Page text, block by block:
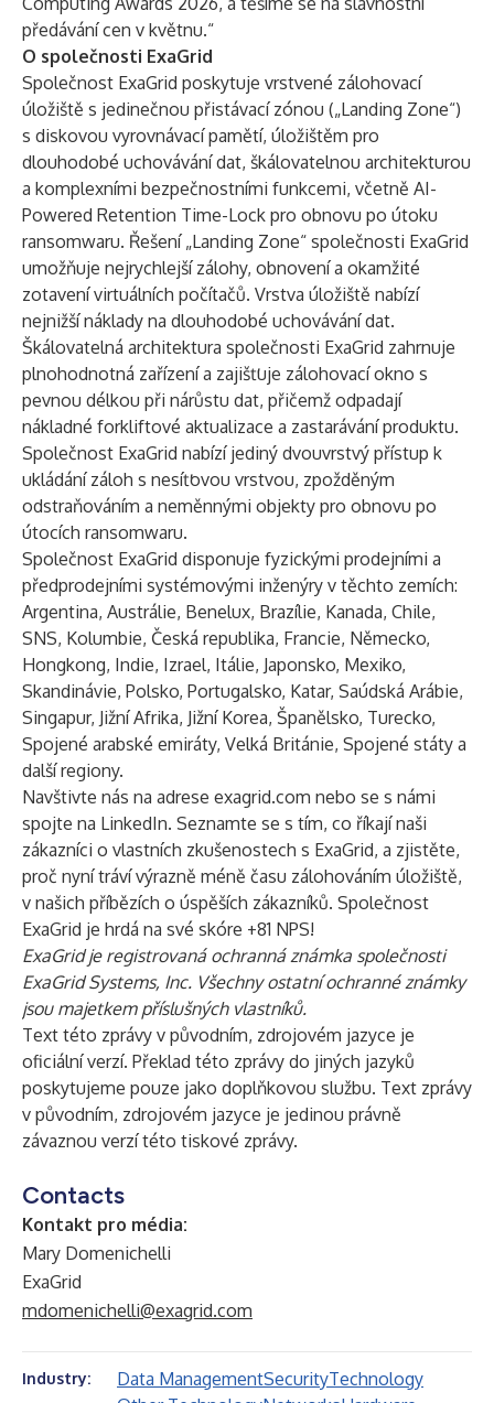
předávání cen v květnu.“
O společnosti ExaGrid
Společnost ExaGrid poskytuje vrstvené zálohovací
úložiště s jedinečnou přistávací zónou („Landing Zone“)
s diskovou vyrovnávací pamětí, úložištěm pro
dlouhodobé uchovávání dat, škálovatelnou architekturou
a komplexními bezpečnostními funkcemi, včetně AI-
Powered Retention Time-Lock pro obnovu po útoku
ransomwaru. Řešení „Landing Zone“ společnosti ExaGrid
umožňuje nejrychlejší zálohy, obnovení a okamžité
zotavení virtuálních počítačů. Vrstva úložiště nabízí
nejnižší náklady na dlouhodobé uchovávání dat.
Škálovatelná architektura společnosti ExaGrid zahrnuje
plnohodnotná zařízení a zajišťuje zálohovací okno s
pevnou délkou při nárůstu dat, přičemž odpadají
nákladné forkliftové aktualizace a zastarávání produktu.
Společnost ExaGrid nabízí jediný dvouvrstvý přístup k
ukládání záloh s nesíťovou vrstvou, zpožděným
odstraňováním a neměnnými objekty pro obnovu po
útocích ransomwaru.
Společnost ExaGrid disponuje fyzickými prodejními a
předprodejními systémovými inženýry v těchto zemích:
Argentina, Austrálie, Benelux, Brazílie, Kanada, Chile,
SNS, Kolumbie, Česká republika, Francie, Německo,
Hongkong, Indie, Izrael, Itálie, Japonsko, Mexiko,
Skandinávie, Polsko, Portugalsko, Katar, Saúdská Arábie,
Singapur, Jižní Afrika, Jižní Korea, Španělsko, Turecko,
Spojené arabské emiráty, Velká Británie, Spojené státy a
další regiony.
Navštivte nás na adrese exagrid.com nebo se s námi
spojte na LinkedIn. Seznamte se s tím, co říkají naši
zákazníci o vlastních zkušenostech s ExaGrid, a zjistěte,
proč nyní tráví výrazně méně času zálohováním úložiště,
v našich příbězích o úspěších zákazníků. Společnost
ExaGrid je hrdá na své skóre +81 NPS!
ExaGrid je registrovaná ochranná známka společnosti
ExaGrid Systems, Inc. Všechny ostatní ochranné známky
jsou majetkem příslušných vlastníků.
Text této zprávy v původním, zdrojovém jazyce je
oficiální verzí. Překlad této zprávy do jiných jazyků
poskytujeme pouze jako doplňkovou službu. Text zprávy
v původním, zdrojovém jazyce je jedinou právně
závaznou verzí této tiskové zprávy.
Contacts
Kontakt pro média:
Mary Domenichelli
ExaGrid
mdomenichelli@exagrid.com
Industry: Data ManagementSecurityTechnology